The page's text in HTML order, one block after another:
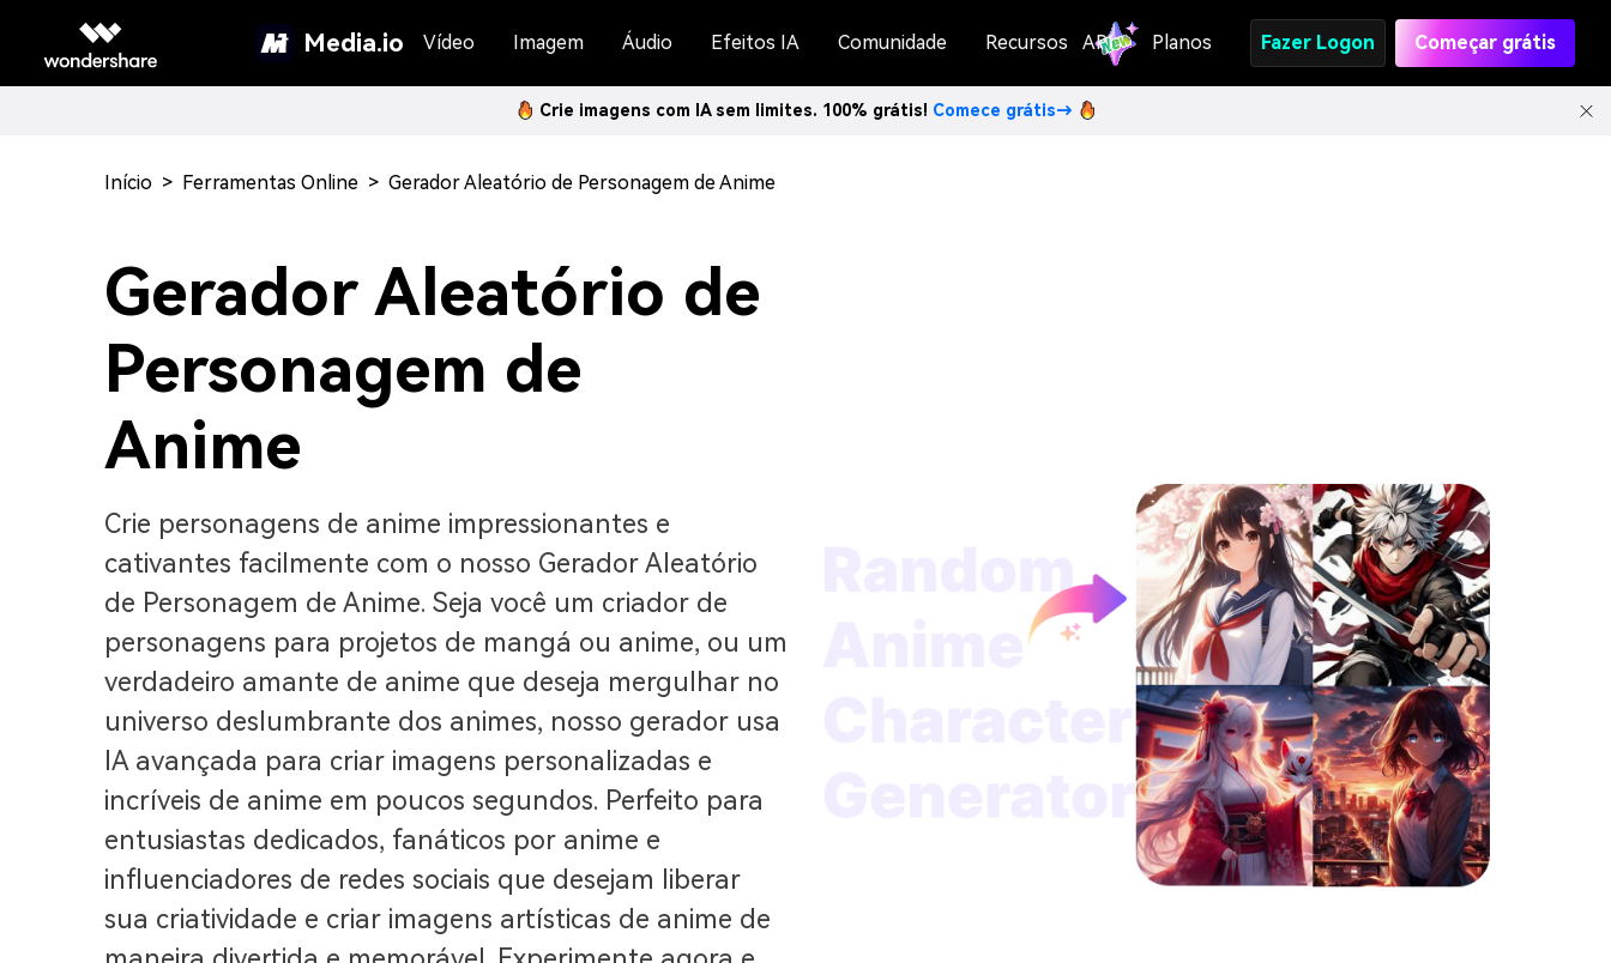
Media.io Vídeo Imagem Áudio Efeitos IA Comunidade Recursos API Planos Fazer Logon Começar grátis
Crie imagens com IA sem limites. 100% grátis! Comece grátis→
Início > Ferramentas Online > Gerador Aleatório de Personagem de Anime
Gerador Aleatório de
Personagem de
Anime
Crie personagens de anime impressionantes e
cativantes facilmente com o nosso Gerador Aleatório
de Personagem de Anime. Seja você um criador de
personagens para projetos de mangá ou anime, ou um
verdadeiro amante de anime que deseja mergulhar no
universo deslumbrante dos animes, nosso gerador usa
IA avançada para criar imagens personalizadas e
incríveis de anime em poucos segundos. Perfeito para
entusiastas dedicados, fanáticos por anime e
influenciadores de redes sociais que desejam liberar
sua criatividade e criar imagens artísticas de anime de